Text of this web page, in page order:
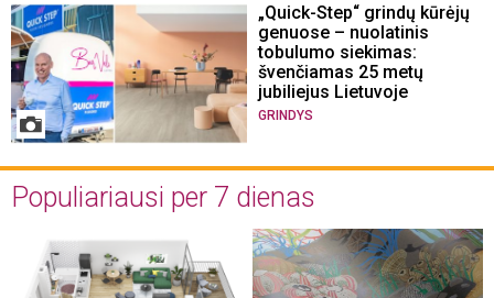
„Quick-Step“ grindų kūrėjų
genuose – nuolatinis
tobulumo siekimas:
švenčiamas 25 metų
jubiliejus Lietuvoje
GRINDYS
Populiariausi per 7 dienas